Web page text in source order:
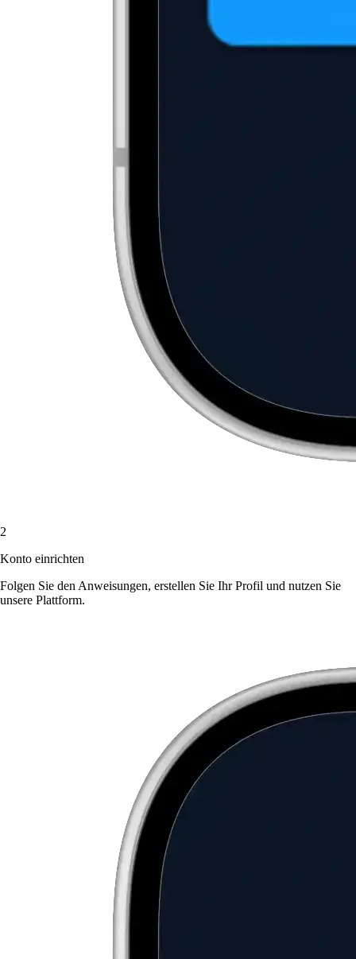
2
Konto einrichten
Folgen Sie den Anweisungen, erstellen Sie Ihr Profil und nutzen Sie
unsere Plattform.